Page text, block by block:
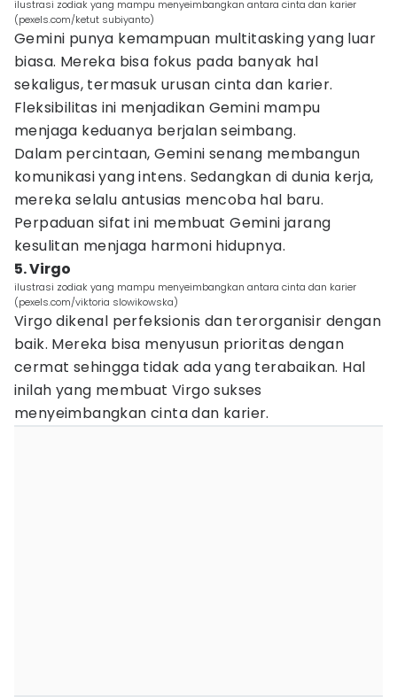
ilustrasi zodiak yang mampu menyeimbangkan antara cinta dan karier
(pexels.com/ketut subiyanto)
Gemini punya kemampuan multitasking yang luar
biasa. Mereka bisa fokus pada banyak hal
sekaligus, termasuk urusan cinta dan karier.
Fleksibilitas ini menjadikan Gemini mampu
menjaga keduanya berjalan seimbang.
Dalam percintaan, Gemini senang membangun
komunikasi yang intens. Sedangkan di dunia kerja,
mereka selalu antusias mencoba hal baru.
Perpaduan sifat ini membuat Gemini jarang
kesulitan menjaga harmoni hidupnya.
5. Virgo
ilustrasi zodiak yang mampu menyeimbangkan antara cinta dan karier
(pexels.com/viktoria slowikowska)
Virgo dikenal perfeksionis dan terorganisir dengan
baik. Mereka bisa menyusun prioritas dengan
cermat sehingga tidak ada yang terabaikan. Hal
inilah yang membuat Virgo sukses
menyeimbangkan cinta dan karier.